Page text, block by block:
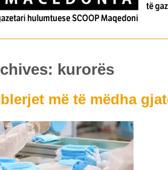
kurorës
më të mëdha